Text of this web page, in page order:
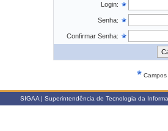
Login:
Senha:
Confirmar Senha:
SIGAA | Superintendência de Tecnologia da